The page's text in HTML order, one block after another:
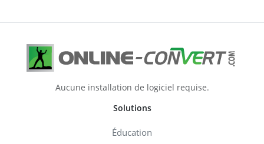
Aucune installation de logiciel requise.
Solutions
Éducation